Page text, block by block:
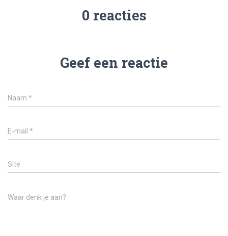
0 reacties
Geef een reactie
Naam *
E-mail *
Site
Waar denk je aan?